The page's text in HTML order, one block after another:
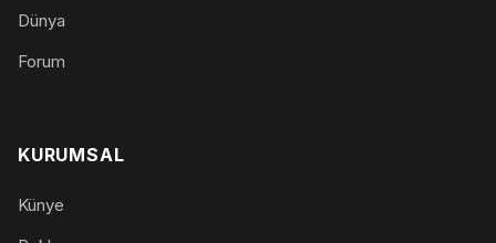
Dünya
Forum
KURUMSAL
Künye